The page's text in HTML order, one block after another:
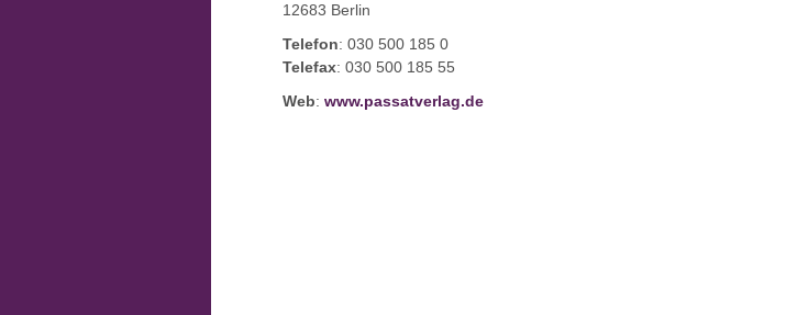
12683 Berlin
Telefon: 030 500 185 0
Telefax: 030 500 185 55
Web: www.passatverlag.de